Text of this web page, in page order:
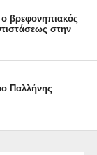
ο βρεφονηπιακός
στην
Παλλήνης